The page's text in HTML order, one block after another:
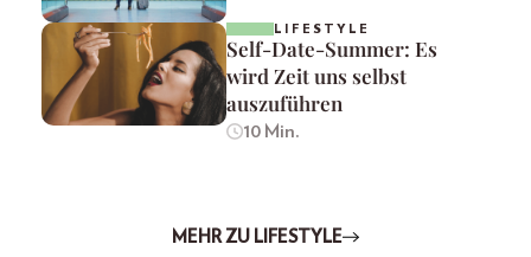
LIFESTYLE
Self-Date-Summer: Es
wird Zeit uns selbst
auszuführen
10 Min.
MEHR ZU LIFESTYLE